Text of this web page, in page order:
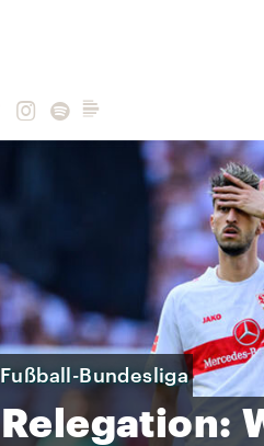
Fußball-Bundesliga
Relegation: